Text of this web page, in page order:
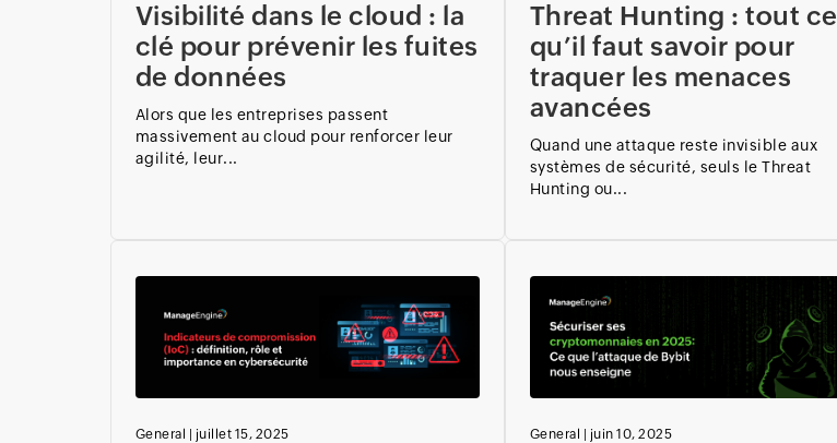
Visibilité dans le cloud : la
clé pour prévenir les fuites
de données
Alors que les entreprises passent
massivement au cloud pour renforcer leur
agilité, leur...
Threat Hunting : tout ce
qu’il faut savoir pour
traquer les menaces
avancées
Quand une attaque reste invisible aux
systèmes de sécurité, seuls le Threat
Hunting ou...
General juillet 15, 2025 General juin 10, 2025